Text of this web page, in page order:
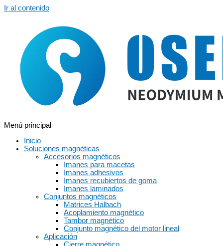
Ir al contenido
Menú principal
Inicio
Soluciones magnéticas
Accesorios magnéticos
Imanes para macetas
Imanes adhesivos
Imanes recubiertos de goma
Imanes laminados
Conjuntos magnéticos
Matrices Halbach
Acoplamiento magnético
Tambor magnético
Conjunto magnético del motor lineal
Aplicación
Cierre magnético